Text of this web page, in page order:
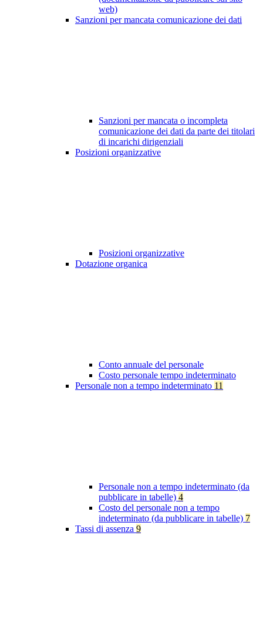
web)
Sanzioni per mancata comunicazione dei dati
Sanzioni per mancata o incompleta
comunicazione dei dati da parte dei titolari
di incarichi dirigenziali
Posizioni organizzative
Posizioni organizzative
Dotazione organica
Conto annuale del personale
Costo personale tempo indeterminato
Personale non a tempo indeterminato 11
Personale non a tempo indeterminato (da
pubblicare in tabelle) 4
Costo del personale non a tempo
indeterminato (da pubblicare in tabelle) 7
Tassi di assenza 9